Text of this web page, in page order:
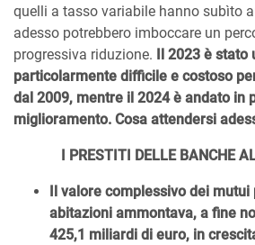
quelli a tasso variabile hanno subìto
adesso potrebbero imboccare un
progressiva riduzione.
Il 2023 è stato
particolarmente difficile e costoso
dal 2009, mentre il 2024 è andato in
miglioramento. Cosa attendersi
I PRESTITI DELLE BANCHE
Il valore complessivo dei mutui
abitazioni ammontava, a fine
425,1 miliardi di euro, in